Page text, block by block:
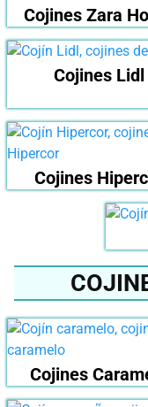
Cojines Zara
Cojines Lidl
Cojines
Cojines